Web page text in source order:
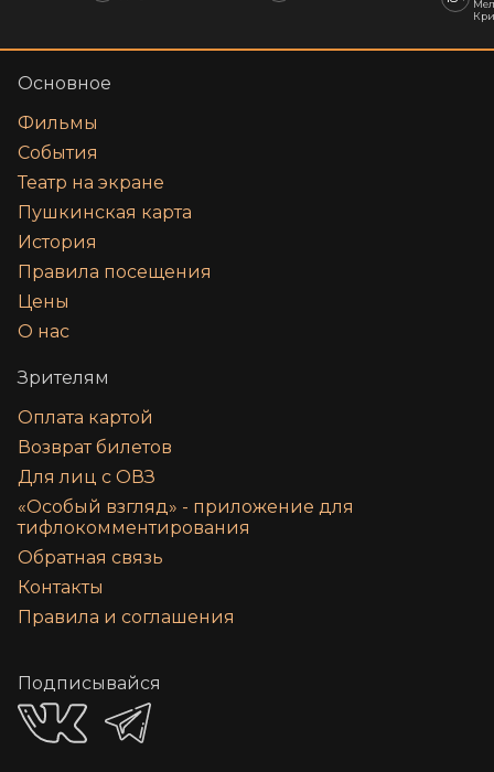
Основное
Фильмы
События
Театр на экране
Пушкинская карта
История
Правила посещения
Цены
О нас
Зрителям
Оплата картой
Возврат билетов
Для лиц с ОВЗ
«‎Особый взгляд» - приложение для
тифлокомментирования
Обратная связь
Контакты
Правила и соглашения
Подписывайся